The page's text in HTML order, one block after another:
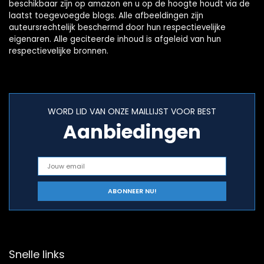
beschikbaar zijn op amazon en u op de hoogte houdt via de
laatst toegevoegde blogs. Alle afbeeldingen zijn
auteursrechtelijk beschermd door hun respectievelijke
eigenaren. Alle geciteerde inhoud is afgeleid van hun
respectievelijke bronnen.
WORD LID VAN ONZE MAILLIJST VOOR BEST
Aanbiedingen
Snelle links